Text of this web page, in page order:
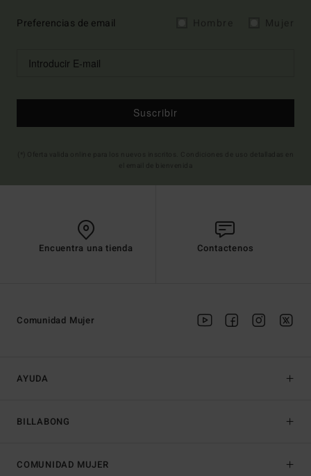
Preferencias de email
Suscribir
Encuentra una tienda Contactenos
AYUDA
BILLABONG
Comunidad Mujer
COMUNIDAD MUJER